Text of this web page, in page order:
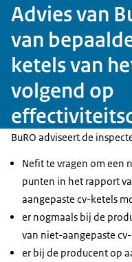
Advies van
van
ketels van
volgend op
BuRO adviseert de
Nefit te vragen om een
punten in het rapport
aangepaste cv-ketels
er nogmaals bij de
van niet-aangepaste
er bij de producent op